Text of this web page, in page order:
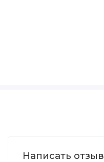
Написать отзыв